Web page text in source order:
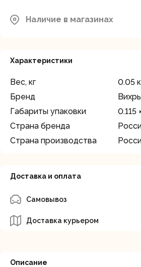
Наличие в магазинах
Характеристики
Вес, кг
0.05
Бренд
Вихрь
Габариты упаковки
0.115
Страна бренда
Страна производства
Доставка и оплата
Самовывоз
Доставка курьером
Описание